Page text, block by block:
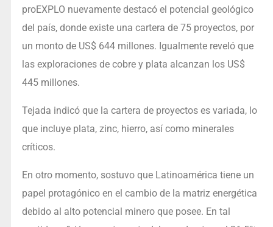
proEXPLO nuevamente destacó el potencial geológico
del país, donde existe una cartera de 75 proyectos, por
un monto de US$ 644 millones. Igualmente reveló que
las exploraciones de cobre y plata alcanzan los US$
445 millones.
Tejada indicó que la cartera de proyectos es variada, lo
que incluye plata, zinc, hierro, así como minerales
críticos.
En otro momento, sostuvo que Latinoamérica tiene un
papel protagónico en el cambio de la matriz energética
debido al alto potencial minero que posee. En tal